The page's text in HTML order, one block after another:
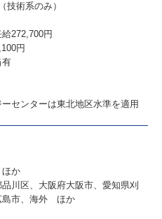
術系のみ）
272,700円
円
有
センターは東北地区水準を適用
か
川区、大阪府大阪市、愛知県刈
島市、海外 ほか